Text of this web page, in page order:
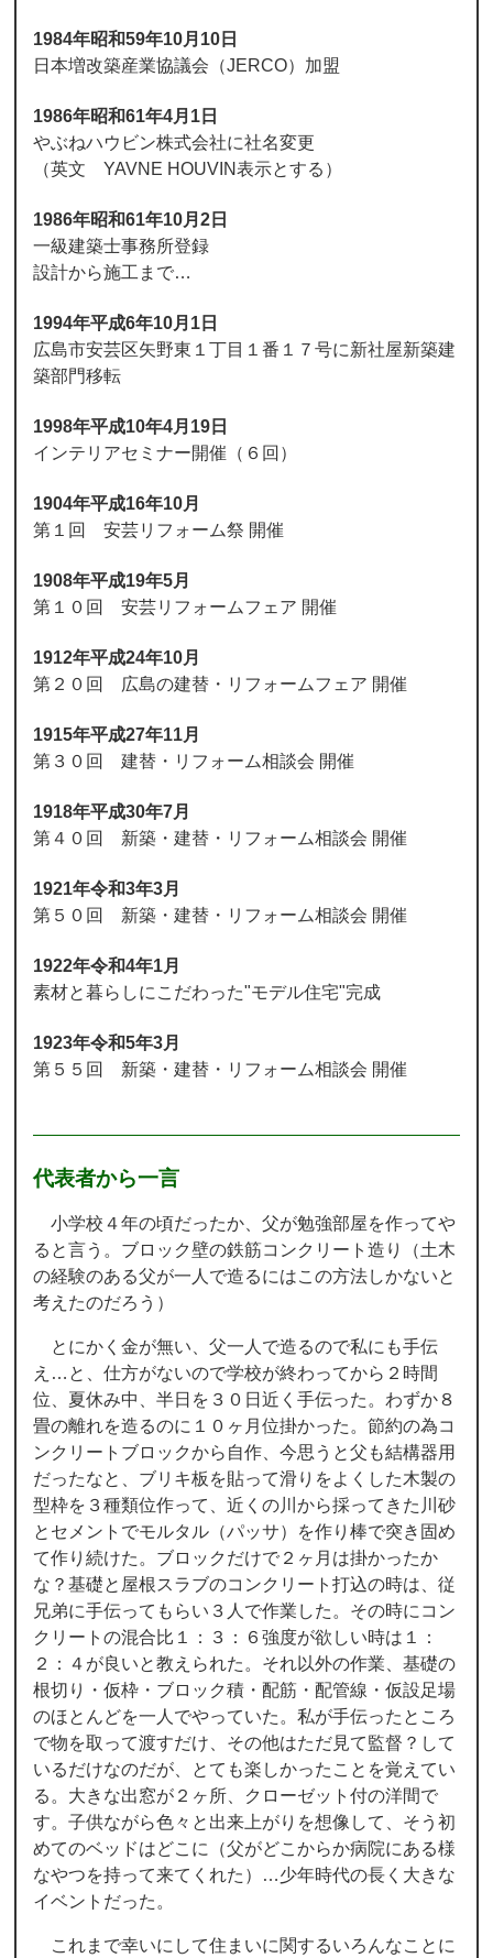
1984年昭和59年10月10日
日本増改築産業協議会（JERCO）加盟
1986年昭和61年4月1日
やぶねハウビン株式会社に社名変更
（英文 YAVNE HOUVIN表示とする）
1986年昭和61年10月2日
一級建築士事務所登録
設計から施工まで…
1994年平成6年10月1日
広島市安芸区矢野東１丁目１番１７号に新社屋新築建
築部門移転
1998年平成10年4月19日
インテリアセミナー開催（６回）
1904年平成16年10月
第１回 安芸リフォーム祭 開催
1908年平成19年5月
第１０回 安芸リフォームフェア 開催
1912年平成24年10月
第２０回 広島の建替・リフォームフェア 開催
1915年平成27年11月
第３０回 建替・リフォーム相談会 開催
1918年平成30年7月
第４０回 新築・建替・リフォーム相談会 開催
1921年令和3年3月
第５０回 新築・建替・リフォーム相談会 開催
1922年令和4年1月
素材と暮らしにこだわった"モデル住宅"完成
1923年令和5年3月
第５５回 新築・建替・リフォーム相談会 開催
代表者から一言
小学校４年の頃だったか、父が勉強部屋を作ってや
ると言う。ブロック壁の鉄筋コンクリート造り（土木
の経験のある父が一人で造るにはこの方法しかないと
考えたのだろう）
とにかく金が無い、父一人で造るので私にも手伝
え…と、仕方がないので学校が終わってから２時間
位、夏休み中、半日を３０日近く手伝った。わずか８
畳の離れを造るのに１０ヶ月位掛かった。節約の為コ
ンクリートブロックから自作、今思うと父も結構器用
だったなと、ブリキ板を貼って滑りをよくした木製の
型枠を３種類位作って、近くの川から採ってきた川砂
とセメントでモルタル（パッサ）を作り棒で突き固め
て作り続けた。ブロックだけで２ヶ月は掛かったか
な？基礎と屋根スラブのコンクリート打込の時は、従
兄弟に手伝ってもらい３人で作業した。その時にコン
クリートの混合比１：３：６強度が欲しい時は１：
２：４が良いと教えられた。それ以外の作業、基礎の
根切り・仮枠・ブロック積・配筋・配管線・仮設足場
のほとんどを一人でやっていた。私が手伝ったところ
で物を取って渡すだけ、その他はただ見て監督？して
いるだけなのだが、とても楽しかったことを覚えてい
る。大きな出窓が２ヶ所、クローゼット付の洋間で
す。子供ながら色々と出来上がりを想像して、そう初
めてのベッドはどこに（父がどこからか病院にある様
なやつを持って来てくれた）…少年時代の長く大きな
イベントだった。
これまで幸いにして住まいに関するいろんなことに